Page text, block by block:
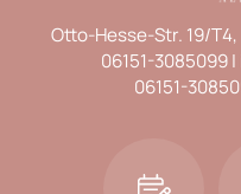
Otto-Hesse-Str. 19/T4
06151-3085099
06151-